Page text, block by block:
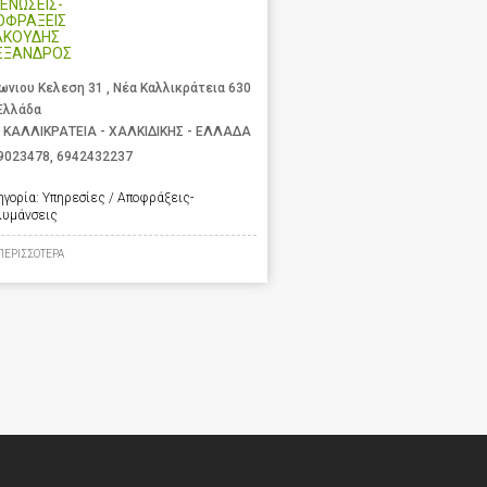
Κελεση 31 , Νέα Καλλικράτεια 630
- ΧΑΛΚΙΔΙΚΗΣ - ΕΛΛΑΔΑ
, 6942432237
Υπηρεσίες / Αποφράξεις-